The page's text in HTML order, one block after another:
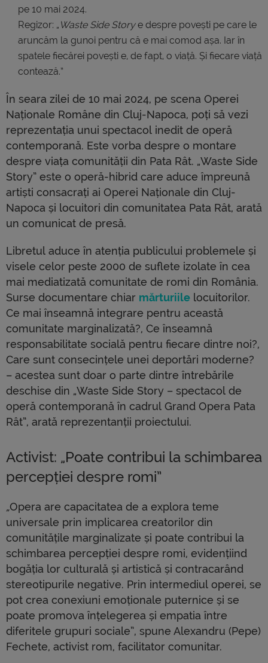
pe 10 mai 2024.
Regizor: „ Waste Side Storye despre povești pe care le
aruncăm la gunoi pentru că e mai comod așa. Iar în
spatele fiecărei povești e, de fapt, o viață. Și fiecare viață
contează.”
În seara zilei de 10 mai 2024, pe scena Operei
Naționale Române din Cluj-Napoca, poți să vezi
reprezentația unui spectacol inedit de operă
contemporană. Este vorba despre o montare
despre viața comunității din Pata Rât. „Waste Side
Story” este o operă-hibrid care aduce împreună
artiști consacrați ai Operei Naționale din Cluj-
Napoca și locuitori din comunitatea Pata Rât, arată
un comunicat de presă.
Libretul aduce în atenția publicului problemele și
visele celor peste 2000 de suflete izolate în cea
mai mediatizată comunitate de romi din România.
Surse documentare chiar mărturiile locuitorilor.
Ce mai înseamnă integrare pentru această
comunitate marginalizată?, Ce înseamnă
responsabilitate socială pentru fiecare dintre noi?,
Care sunt consecințele unei deportări moderne?
– acestea sunt doar o parte dintre întrebările
deschise din „Waste Side Story – spectacol de
operă contemporană în cadrul Grand Opera Pata
Rât”, arată reprezentanții proiectului.
Activist: „Poate contribui la schimbarea
percepției despre romi”
„Opera are capacitatea de a explora teme
universale prin implicarea creatorilor din
comunitățile marginalizate și poate contribui la
schimbarea percepției despre romi, evidențiind
bogăția lor culturală și artistică și contracarând
stereotipurile negative. Prin intermediul operei, se
pot crea conexiuni emoționale puternice și se
poate promova înțelegerea și empatia între
diferitele grupuri sociale”, spune Alexandru (Pepe)
Fechete, activist rom, facilitator comunitar.